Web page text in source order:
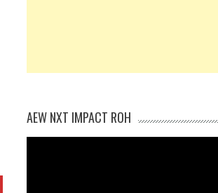
AEW NXT IMPACT ROH